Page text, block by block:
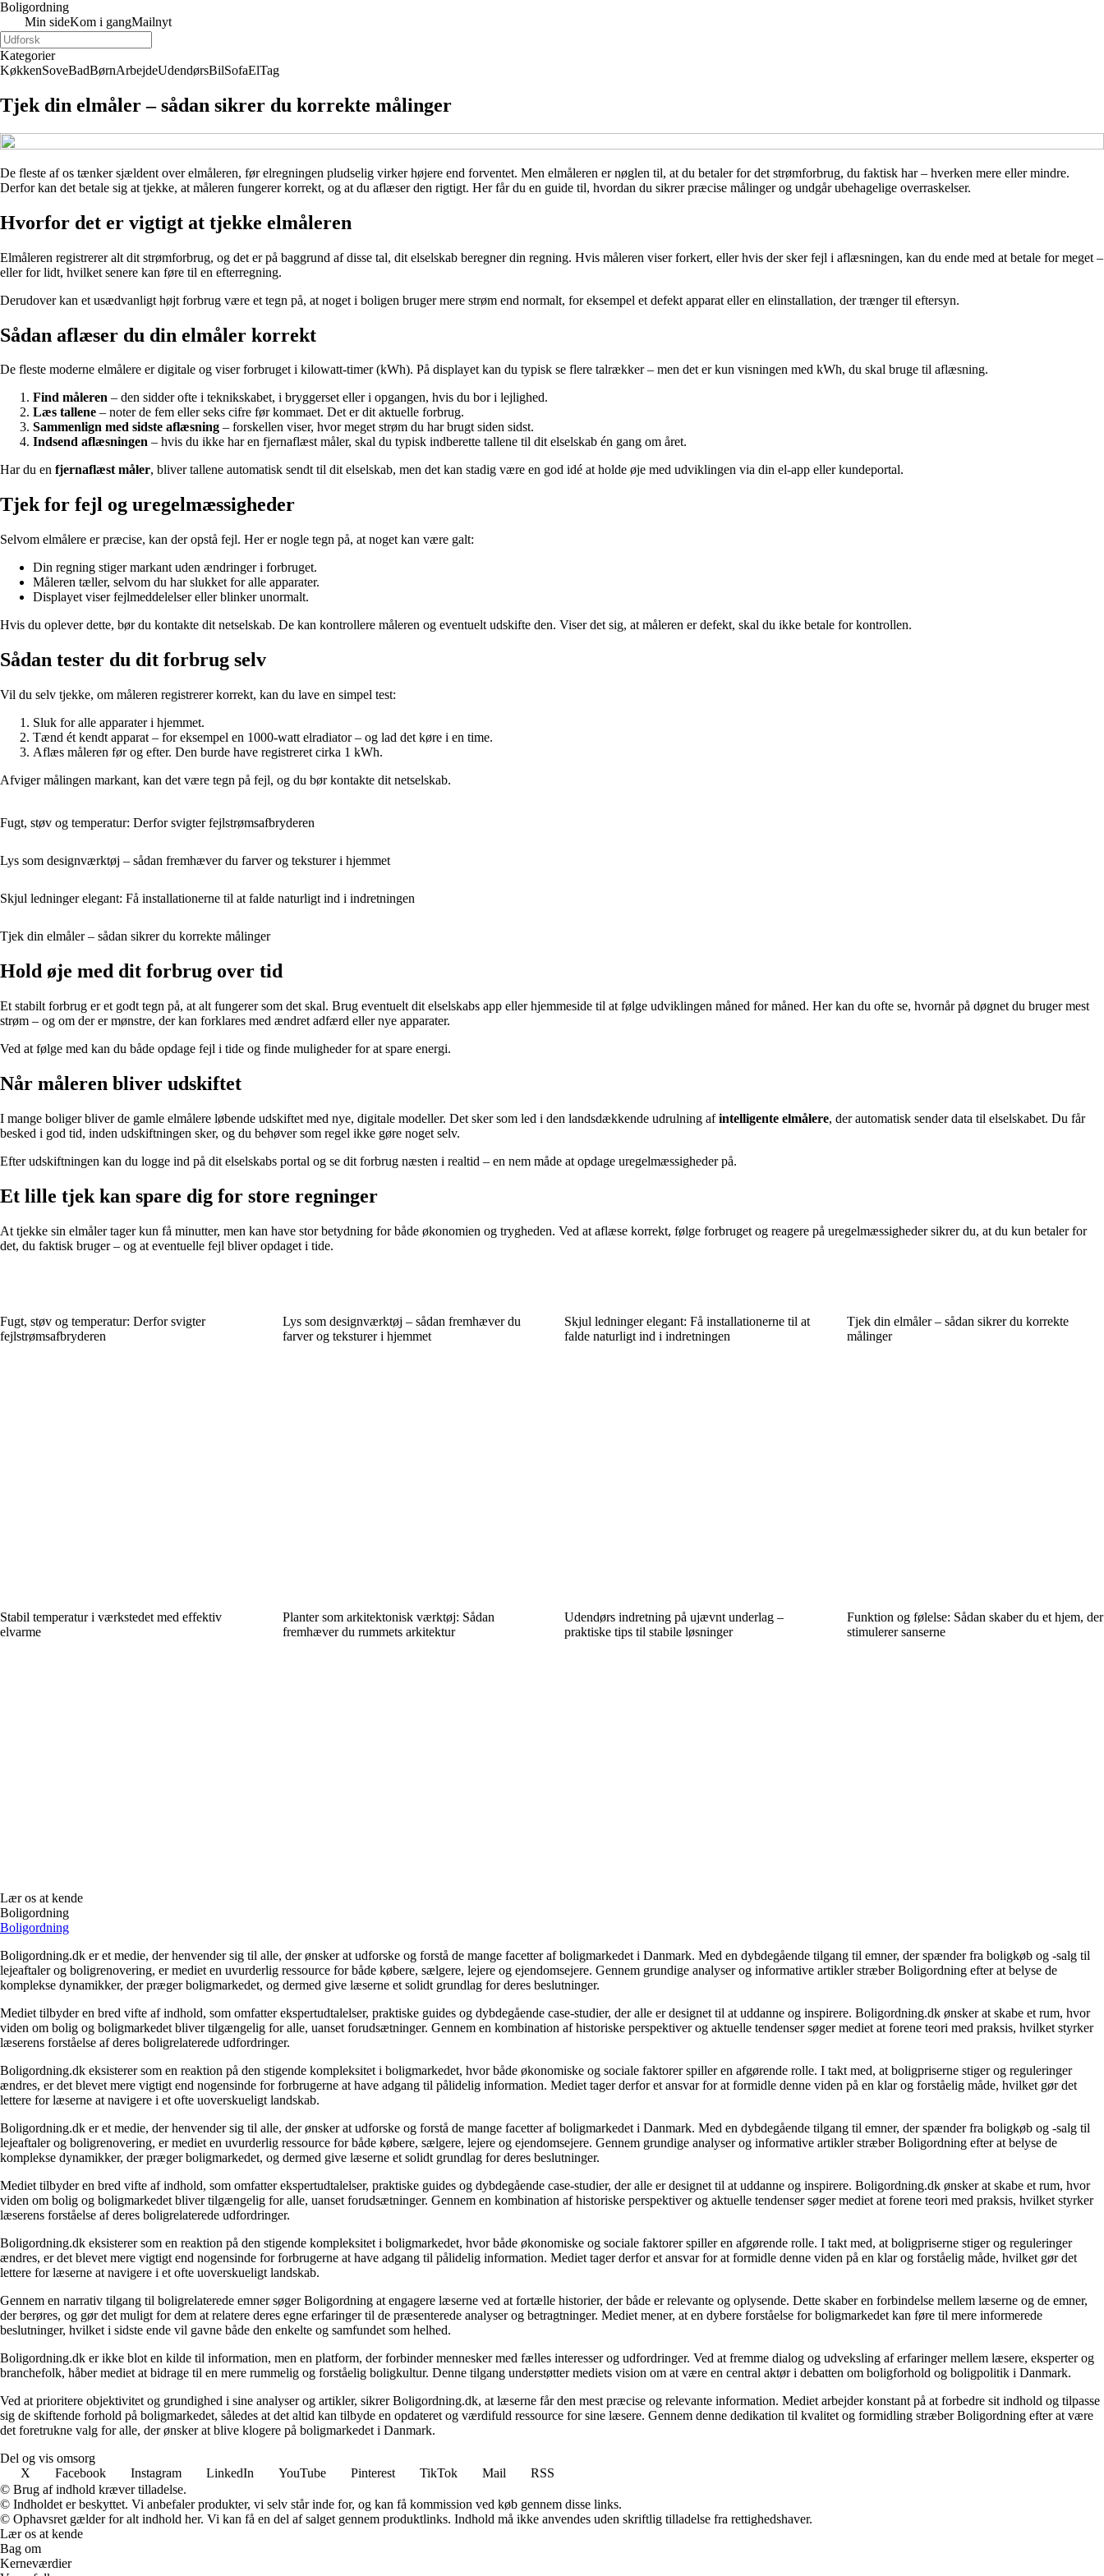
Boligordning
Min sideKom i gangMailnyt
Kategorier
KøkkenSoveBadBørnArbejdeUdendørsBilSofaElTag
Tjek din elmåler – sådan sikrer du korrekte målinger
De fleste af os tænker sjældent over elmåleren, før elregningen pludselig virker højere end forventet. Men elmåleren er nøglen til, at du betaler for det strømforbrug, du faktisk har – hverken mere eller mindre.
Derfor kan det betale sig at tjekke, at måleren fungerer korrekt, og at du aflæser den rigtigt. Her får du en guide til, hvordan du sikrer præcise målinger og undgår ubehagelige overraskelser.
Hvorfor det er vigtigt at tjekke elmåleren
Elmåleren registrerer alt dit strømforbrug, og det er på baggrund af disse tal, dit elselskab beregner din regning. Hvis måleren viser forkert, eller hvis der sker fejl i aflæsningen, kan du ende med at betale for meget –
eller for lidt, hvilket senere kan føre til en efterregning.
Derudover kan et usædvanligt højt forbrug være et tegn på, at noget i boligen bruger mere strøm end normalt, for eksempel et defekt apparat eller en elinstallation, der trænger til eftersyn.
Sådan aflæser du din elmåler korrekt
De fleste moderne elmålere er digitale og viser forbruget i kilowatt-timer (kWh). På displayet kan du typisk se flere talrækker – men det er kun visningen med kWh, du skal bruge til aflæsning.
Find måleren – den sidder ofte i teknikskabet, i bryggerset eller i opgangen, hvis du bor i lejlighed.
Læs tallene – noter de fem eller seks cifre før kommaet. Det er dit aktuelle forbrug.
Sammenlign med sidste aflæsning – forskellen viser, hvor meget strøm du har brugt siden sidst.
Indsend aflæsningen – hvis du ikke har en fjernaflæst måler, skal du typisk indberette tallene til dit elselskab én gang om året.
Har du en fjernaflæst måler, bliver tallene automatisk sendt til dit elselskab, men det kan stadig være en god idé at holde øje med udviklingen via din el-app eller kundeportal.
Tjek for fejl og uregelmæssigheder
Selvom elmålere er præcise, kan der opstå fejl. Her er nogle tegn på, at noget kan være galt:
Din regning stiger markant uden ændringer i forbruget.
Måleren tæller, selvom du har slukket for alle apparater.
Displayet viser fejlmeddelelser eller blinker unormalt.
Hvis du oplever dette, bør du kontakte dit netselskab. De kan kontrollere måleren og eventuelt udskifte den. Viser det sig, at måleren er defekt, skal du ikke betale for kontrollen.
Sådan tester du dit forbrug selv
Vil du selv tjekke, om måleren registrerer korrekt, kan du lave en simpel test:
Sluk for alle apparater i hjemmet.
Tænd ét kendt apparat – for eksempel en 1000-watt elradiator – og lad det køre i en time.
Aflæs måleren før og efter. Den burde have registreret cirka 1 kWh.
Afviger målingen markant, kan det være tegn på fejl, og du bør kontakte dit netselskab.
Fugt, støv og temperatur: Derfor svigter fejlstrømsafbryderen
Lys som designværktøj – sådan fremhæver du farver og teksturer i hjemmet
Skjul ledninger elegant: Få installationerne til at falde naturligt ind i indretningen
Tjek din elmåler – sådan sikrer du korrekte målinger
Hold øje med dit forbrug over tid
Et stabilt forbrug er et godt tegn på, at alt fungerer som det skal. Brug eventuelt dit elselskabs app eller hjemmeside til at følge udviklingen måned for måned. Her kan du ofte se, hvornår på døgnet du bruger mest
strøm – og om der er mønstre, der kan forklares med ændret adfærd eller nye apparater.
Ved at følge med kan du både opdage fejl i tide og finde muligheder for at spare energi.
Når måleren bliver udskiftet
I mange boliger bliver de gamle elmålere løbende udskiftet med nye, digitale modeller. Det sker som led i den landsdækkende udrulning afintelligente elmålere, der automatisk sender data til elselskabet. Du får
besked i god tid, inden udskiftningen sker, og du behøver som regel ikke gøre noget selv.
Efter udskiftningen kan du logge ind på dit elselskabs portal og se dit forbrug næsten i realtid – en nem måde at opdage uregelmæssigheder på.
Et lille tjek kan spare dig for store regninger
At tjekke sin elmåler tager kun få minutter, men kan have stor betydning for både økonomien og trygheden. Ved at aflæse korrekt, følge forbruget og reagere på uregelmæssigheder sikrer du, at du kun betaler for
det, du faktisk bruger – og at eventuelle fejl bliver opdaget i tide.
Fugt, støv og temperatur: Derfor svigter
fejlstrømsafbryderen
Lys som designværktøj – sådan fremhæver du
farver og teksturer i hjemmet
Skjul ledninger elegant: Få installationerne til at
falde naturligt ind i indretningen
Tjek din elmåler – sådan sikrer du korrekte
målinger
Stabil temperatur i værkstedet med effektiv
elvarme
Planter som arkitektonisk værktøj: Sådan
fremhæver du rummets arkitektur
Udendørs indretning på ujævnt underlag –
praktiske tips til stabile løsninger
Funktion og følelse: Sådan skaber du et hjem, der
stimulerer sanserne
Lær os at kende
Boligordning
Boligordning
Boligordning.dk er et medie, der henvender sig til alle, der ønsker at udforske og forstå de mange facetter af boligmarkedet i Danmark. Med en dybdegående tilgang til emner, der spænder fra boligkøb og -salg til
lejeaftaler og boligrenovering, er mediet en uvurderlig ressource for både købere, sælgere, lejere og ejendomsejere. Gennem grundige analyser og informative artikler stræber Boligordning efter at belyse de
komplekse dynamikker, der præger boligmarkedet, og dermed give læserne et solidt grundlag for deres beslutninger.
Mediet tilbyder en bred vifte af indhold, som omfatter ekspertudtalelser, praktiske guides og dybdegående case-studier, der alle er designet til at uddanne og inspirere. Boligordning.dk ønsker at skabe et rum, hvor
viden om bolig og boligmarkedet bliver tilgængelig for alle, uanset forudsætninger. Gennem en kombination af historiske perspektiver og aktuelle tendenser søger mediet at forene teori med praksis, hvilket styrker
læserens forståelse af deres boligrelaterede udfordringer.
Boligordning.dk eksisterer som en reaktion på den stigende kompleksitet i boligmarkedet, hvor både økonomiske og sociale faktorer spiller en afgørende rolle. I takt med, at boligpriserne stiger og reguleringer
ændres, er det blevet mere vigtigt end nogensinde for forbrugerne at have adgang til pålidelig information. Mediet tager derfor et ansvar for at formidle denne viden på en klar og forståelig måde, hvilket gør det
lettere for læserne at navigere i et ofte uoverskueligt landskab.
Boligordning.dk er et medie, der henvender sig til alle, der ønsker at udforske og forstå de mange facetter af boligmarkedet i Danmark. Med en dybdegående tilgang til emner, der spænder fra boligkøb og -salg til
lejeaftaler og boligrenovering, er mediet en uvurderlig ressource for både købere, sælgere, lejere og ejendomsejere. Gennem grundige analyser og informative artikler stræber Boligordning efter at belyse de
komplekse dynamikker, der præger boligmarkedet, og dermed give læserne et solidt grundlag for deres beslutninger.
Mediet tilbyder en bred vifte af indhold, som omfatter ekspertudtalelser, praktiske guides og dybdegående case-studier, der alle er designet til at uddanne og inspirere. Boligordning.dk ønsker at skabe et rum, hvor
viden om bolig og boligmarkedet bliver tilgængelig for alle, uanset forudsætninger. Gennem en kombination af historiske perspektiver og aktuelle tendenser søger mediet at forene teori med praksis, hvilket styrker
læserens forståelse af deres boligrelaterede udfordringer.
Boligordning.dk eksisterer som en reaktion på den stigende kompleksitet i boligmarkedet, hvor både økonomiske og sociale faktorer spiller en afgørende rolle. I takt med, at boligpriserne stiger og reguleringer
ændres, er det blevet mere vigtigt end nogensinde for forbrugerne at have adgang til pålidelig information. Mediet tager derfor et ansvar for at formidle denne viden på en klar og forståelig måde, hvilket gør det
lettere for læserne at navigere i et ofte uoverskueligt landskab.
Gennem en narrativ tilgang til boligrelaterede emner søger Boligordning at engagere læserne ved at fortælle historier, der både er relevante og oplysende. Dette skaber en forbindelse mellem læserne og de emner,
der berøres, og gør det muligt for dem at relatere deres egne erfaringer til de præsenterede analyser og betragtninger. Mediet mener, at en dybere forståelse for boligmarkedet kan føre til mere informerede
beslutninger, hvilket i sidste ende vil gavne både den enkelte og samfundet som helhed.
Boligordning.dk er ikke blot en kilde til information, men en platform, der forbinder mennesker med fælles interesser og udfordringer. Ved at fremme dialog og udveksling af erfaringer mellem læsere, eksperter og
branchefolk, håber mediet at bidrage til en mere rummelig og forståelig boligkultur. Denne tilgang understøtter mediets vision om at være en central aktør i debatten om boligforhold og boligpolitik i Danmark.
Ved at prioritere objektivitet og grundighed i sine analyser og artikler, sikrer Boligordning.dk, at læserne får den mest præcise og relevante information. Mediet arbejder konstant på at forbedre sit indhold og tilpasse
sig de skiftende forhold på boligmarkedet, således at det altid kan tilbyde en opdateret og værdifuld ressource for sine læsere. Gennem denne dedikation til kvalitet og formidling stræber Boligordning efter at være
det foretrukne valg for alle, der ønsker at blive klogere på boligmarkedet i Danmark.
Del og vis omsorg
X
Facebook Instagram LinkedIn YouTube Pinterest TikTok Mail
RSS
© Brug af indhold kræver tilladelse.
© Indholdet er beskyttet. Vi anbefaler produkter, vi selv står inde for, og kan få kommission ved køb gennem disse links.
© Ophavsret gælder for alt indhold her. Vi kan få en del af salget gennem produktlinks. Indhold må ikke anvendes uden skriftlig tilladelse fra rettighedshaver.
Lær os at kende
Bag om
Kerneværdier